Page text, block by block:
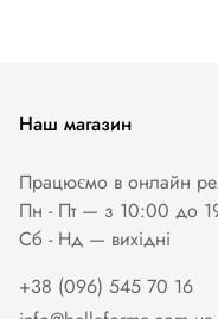
Наш магазин
Працюємо в онлайн
Пн - Пт — з 10:00 до
Сб - Нд — вихiднi
+38 (096) 545 70 16